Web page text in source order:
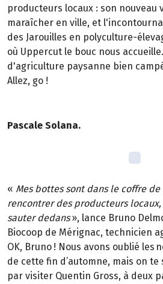
producteurs locaux : son nouveau
maraîcher en ville, et
des Jarouilles en polyculture-
où Uppercut le bouc nous
d'agriculture paysanne bien
Allez, go !
Pascale Solana.
« Mes bottes sont dans le coffre
rencontrer des producteurs
sauter dedans », lance Bruno
Biocoop de Mérignac, technicien
OK, Bruno ! Nous avons oublié les
de cette fin d’automne, mais on
par visiter Quentin Gross, à deux